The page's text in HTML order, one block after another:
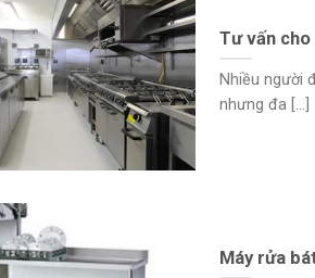
Tư vấn
Nhiều người
nhưng đa [...]
Máy rửa